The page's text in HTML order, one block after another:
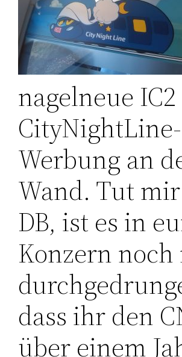
nagelneue
CityNightLine-
Werbung an
Wand. Tut
DB, ist es in
Konzern
dass ihr den
über einem